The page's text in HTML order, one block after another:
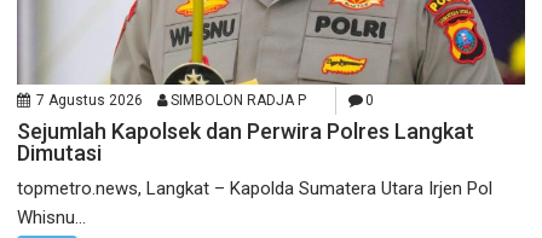
7 Agustus 2026 SIMBOLON RADJA P 0
Sejumlah Kapolsek dan Perwira Polres Langkat
Dimutasi
topmetro.news, Langkat – Kapolda Sumatera Utara Irjen Pol
Whisnu...